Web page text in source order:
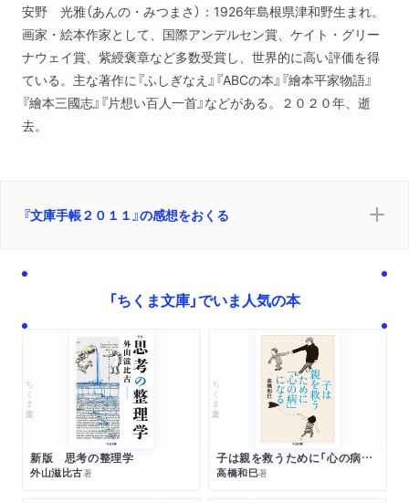
安野 光雅（あんの・みつまさ）：1926年島根県津和野生まれ。
画家・絵本作家として、国際アンデルセン賞、ケイト・グリー
ナウェイ賞、紫綬褒章など多数受賞し、世界的に高い評価を得
ている。主な著作に『ふしぎなえ』『ABCの本』『繪本平家物語』
『繪本三國志』『片想い百人一首』などがある。２０２０年、逝
去。
『文庫手帳２０１１』の感想をおくる
「ちくま文庫」でいま人気の本
ちくま文庫
新版 思考の整理学
外山滋比古著
ちくま文庫
子は親を救うために「心の病」になる
高橋和巳著